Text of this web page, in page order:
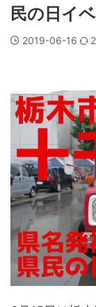
民の日イ
2019-06-16